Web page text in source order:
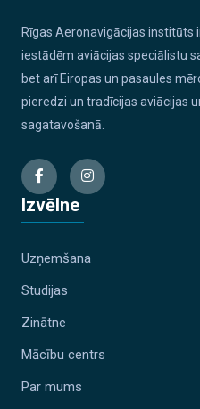
Rīgas Aeronavigācijas institūts
iestādēm aviācijas speciālistu
bet arī Eiropas un pasaules
pieredzi un tradīcijas aviācijas
sagatavošanā.
Izvēlne
Uzņemšana
Studijas
Zinātne
Mācību centrs
Par mums